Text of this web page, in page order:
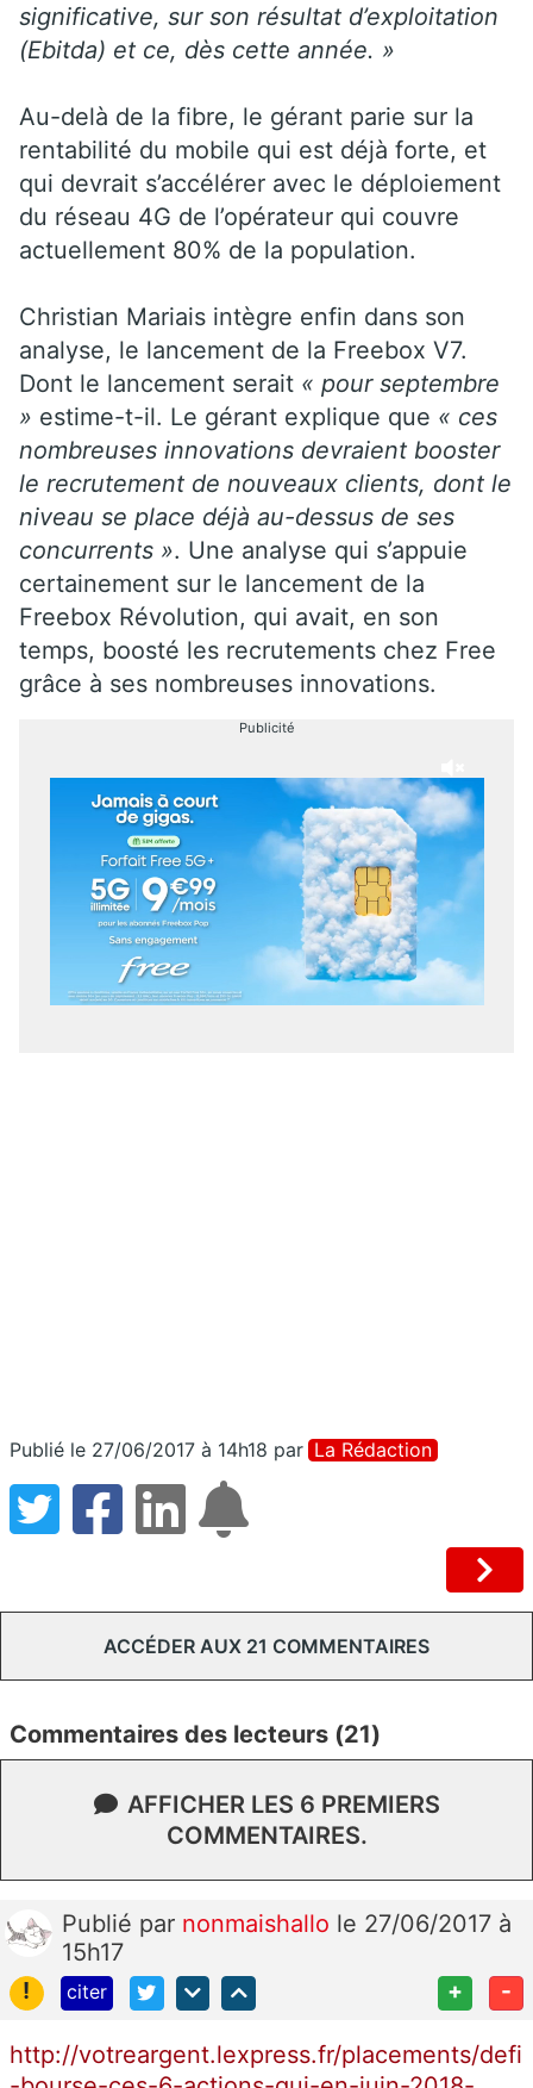
significative, sur son résultat d’exploitation
(Ebitda) et ce, dès cette année. »
Au-delà de la fibre, le gérant parie sur la
rentabilité du mobile qui est déjà forte, et
qui devrait s’accélérer avec le déploiement
du réseau 4G de l’opérateur qui couvre
actuellement 80% de la population.
Christian Mariais intègre enfin dans son
analyse, le lancement de la Freebox V7.
Dont le lancement serait « pour septembre
» estime-t-il. Le gérant explique que « ces
nombreuses innovations devraient booster
le recrutement de nouveaux clients, dont le
niveau se place déjà au-dessus de ses
concurrents ». Une analyse qui s’appuie
certainement sur le lancement de la
Freebox Révolution, qui avait, en son
temps, boosté les recrutements chez Free
grâce à ses nombreuses innovations.
Publicité
Publié le 27/06/2017 à 14h18 par La Rédaction
ACCÉDER AUX 21 COMMENTAIRES
Commentaires des lecteurs (21)
AFFICHER LES 6 PREMIERS
COMMENTAIRES.
Publié par nonmaishallo le 27/06/2017 à
15h17
!
citer + -
http://votreargent.lexpress.fr/placements/defi